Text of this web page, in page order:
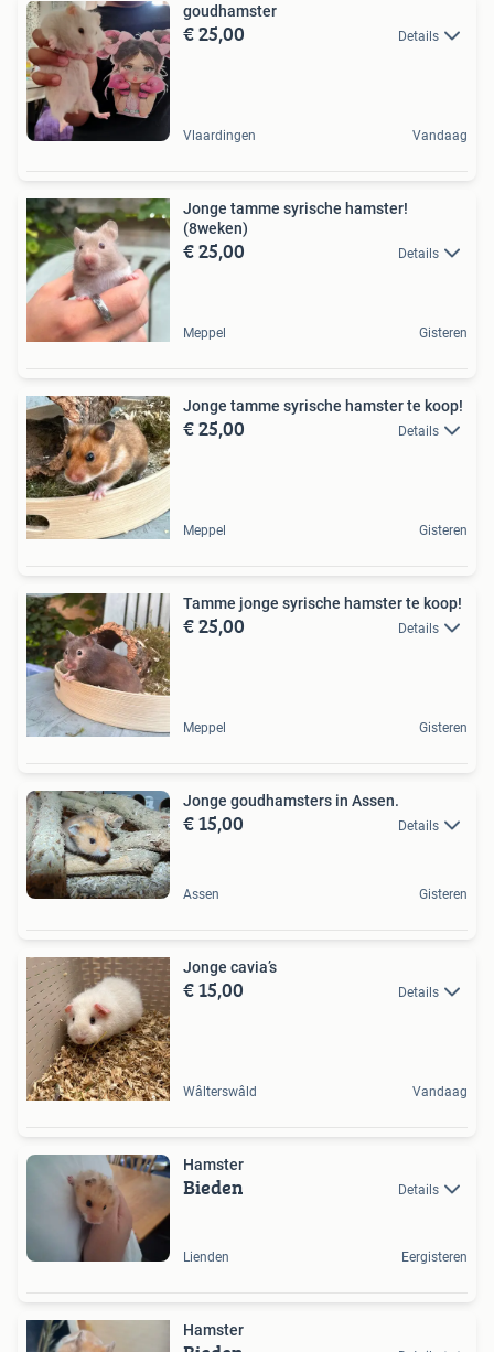
goudhamster
€ 25,00 Details
Vlaardingen Vandaag
Jonge tamme syrische hamster!
(8weken)
€ 25,00 Details
Meppel Gisteren
Jonge tamme syrische hamster te koop!
€ 25,00 Details
Meppel Gisteren
Tamme jonge syrische hamster te koop!
€ 25,00 Details
Meppel Gisteren
Jonge goudhamsters in Assen.
€ 15,00 Details
Assen Gisteren
Jonge cavia’s
€ 15,00 Details
Wâlterswâld Vandaag
Hamster
Bieden Details
Lienden Eergisteren
Hamster